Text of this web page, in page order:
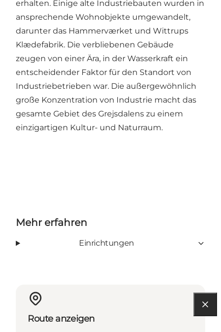
erhalten. Einige alte Industriebauten wurden in
ansprechende Wohnobjekte umgewandelt,
darunter das Hammerværket und Wittrups
Klædefabrik. Die verbliebenen Gebäude
zeugen von einer Ära, in der Wasserkraft ein
entscheidender Faktor für den Standort von
Industriebetrieben war. Die außergewöhnlich
große Konzentration von Industrie macht das
gesamte Gebiet des Grejsdalens zu einem
einzigartigen Kultur- und Naturraum.
Mehr erfahren
Einrichtungen
Route anzeigen